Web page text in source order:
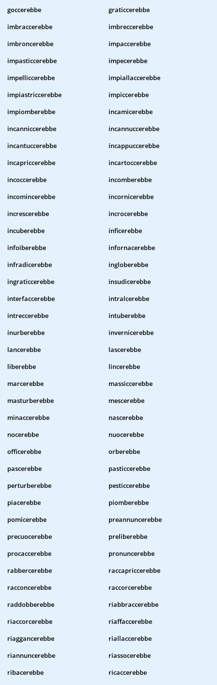
goccerebbe
graticcerebbe
imbraccerebbe
imbreccerebbe
imbroncerebbe
impaccerebbe
impasticcerebbe
impecerebbe
impelliccerebbe
impiallaccerebbe
impiastriccerebbe
impiccerebbe
impiomberebbe
incamicerebbe
incanniccerebbe
incannuccerebbe
incantuccerebbe
incappuccerebbe
incapriccerebbe
incartoccerebbe
incoccerebbe
incomberebbe
incomincerebbe
incornicerebbe
increscerebbe
incrocerebbe
incuberebbe
inficerebbe
infoiberebbe
infornacerebbe
infradicerebbe
ingloberebbe
ingraticcerebbe
insudicerebbe
interfaccerebbe
intralcerebbe
intreccerebbe
intuberebbe
inurberebbe
invernicerebbe
lancerebbe
lascerebbe
liberebbe
lincerebbe
marcerebbe
massiccerebbe
masturberebbe
mescerebbe
minaccerebbe
nascerebbe
nocerebbe
nuocerebbe
officerebbe
orberebbe
pascerebbe
pasticcerebbe
perturberebbe
pesticcerebbe
piacerebbe
piomberebbe
pomicerebbe
preannuncerebbe
precuocerebbe
preliberebbe
procaccerebbe
pronuncerebbe
rabbercerebbe
raccapriccerebbe
racconcerebbe
raccorcerebbe
raddobberebbe
riabbraccerebbe
riaccorcerebbe
riaffaccerebbe
riaggancerebbe
riallaccerebbe
riannuncerebbe
riassocerebbe
ribacerebbe
ricaccerebbe